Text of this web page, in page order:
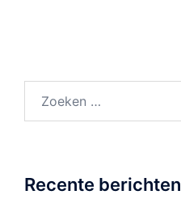
Recente berichten